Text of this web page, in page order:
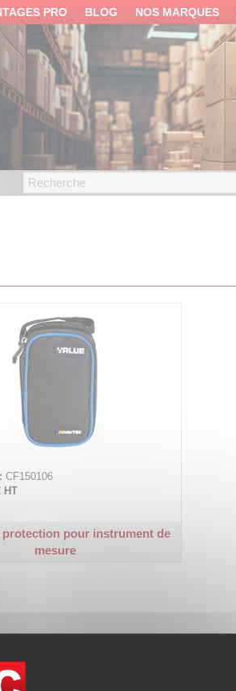
PRO BLOG NOS MARQUES
CF150106
HT
protection pour instrument de
mesure